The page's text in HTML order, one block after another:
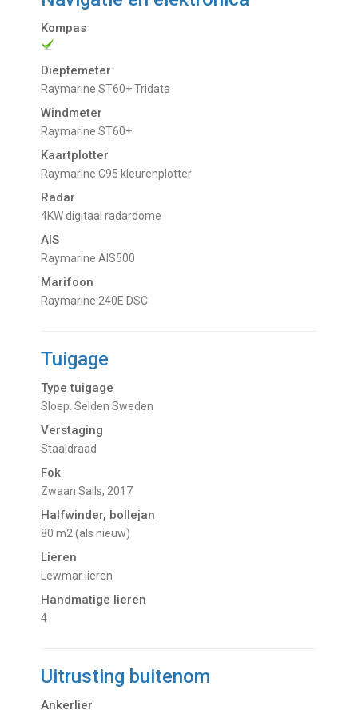
Kompas
Dieptemeter
Raymarine ST60+ Tridata
Windmeter
Raymarine ST60+
Kaartplotter
Raymarine C95 kleurenplotter
Radar
4KW digitaal radardome
AIS
Raymarine AIS500
Marifoon
Raymarine 240E DSC
Tuigage
Type tuigage
Sloep. Selden Sweden
Verstaging
Staaldraad
Fok
Zwaan Sails, 2017
Halfwinder, bollejan
80 m2 (als nieuw)
Lieren
Lewmar lieren
Handmatige lieren
4
Uitrusting buitenom
Ankerlier